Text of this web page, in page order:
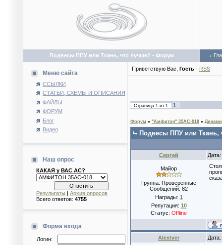
Подвесы ППУ или Ткань, что лучше? - Форум
Меню сайта
ССЫЛКИ
СТАТЬИ, СХЕМЫ И ОПИСАНИЯ
ФАЙЛЫ
ФОРУМ
Блог
Видео
Наш опрос
КАКАЯ у ВАС АС?
Результаты | Архив опросов
Всего ответов: 4755
Форма входа
Логин:
Приветствую Вас Гость · RSS
Страница 1 из 1 1
Форум » "Амфитон" 35АС-018 »
Подвесы ППУ или Ткань,
Сергей
Майор
Группа: Проверенные
Сообщений: 82
Награды: 1
Репутация: 10
Статус: Offline
Alextver